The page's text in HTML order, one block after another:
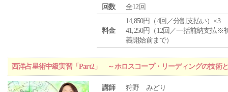
回数
全12回
料金
14,850円（4回／分割支払い）×3
41,250円（12回／一括前納支払※
義開始前まで）
西洋占星術中級実習「Part2」 ～ホロスコープ・リーディングの技術
講師 狩野 みどり